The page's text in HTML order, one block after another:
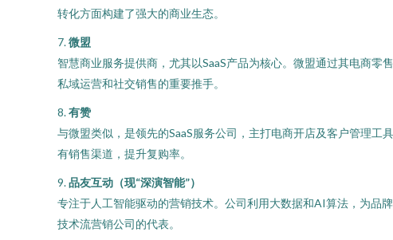
转化方面构建了强大的商业生态。
7.微盟
智慧商业服务提供商，尤其以SaaS产品为核心。微盟通过其电商
私域运营和社交销售的重要推手。
8.有赞
与微盟类似，是领先的SaaS服务公司，主打电商开店及客户管理
有销售渠道，提升复购率。
9.品友互动（现“深演智能”）
专注于人工智能驱动的营销技术。公司利用大数据和AI算法，为品
技术流营销公司的代表。